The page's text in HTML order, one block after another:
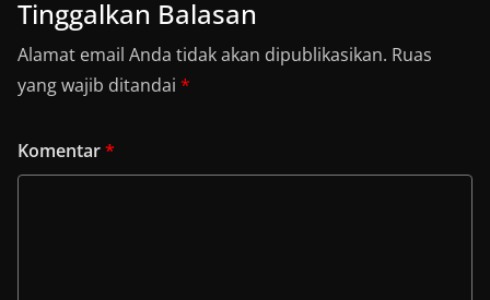
Tinggalkan Balasan
Alamat email Anda tidak akan dipublikasikan. Ruas
yang wajib ditandai *
Komentar*